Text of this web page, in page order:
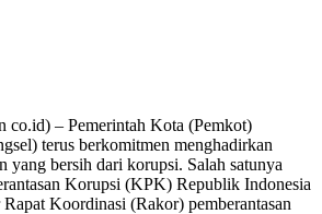
co.id) – Pemerintah Kota (Pemkot)
terus berkomitmen menghadirkan
yang bersih dari korupsi. Salah satunya
Korupsi (KPK) Republik Indonesia
Koordinasi (Rakor) pemberantasan